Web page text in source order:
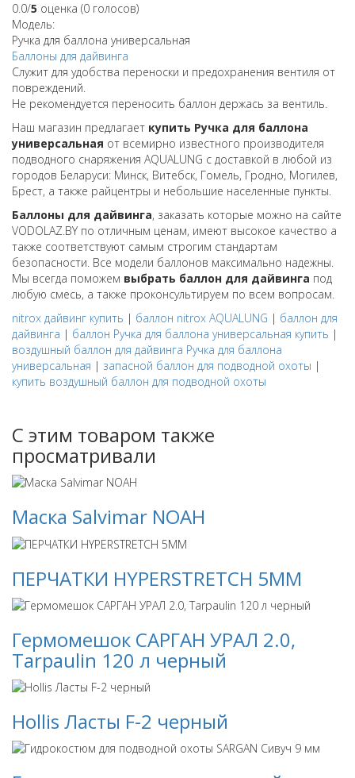
0.0/5 оценка (0 голосов)
Модель:
Ручка для баллона универсальная
Баллоны для дайвинга
Служит для удобства переноски и предохранения вентиля от
повреждений.
Не рекомендуется переносить баллон держась за вентиль.
Наш магазин предлагает купить Ручка для баллона
универсальная от всемирно известного производителя
подводного снаряжения AQUALUNG с доставкой в любой из
городов Беларуси: Минск, Витебск, Гомель, Гродно, Могилев,
Брест, а также райцентры и небольшие населенные пункты.
Баллоны для дайвинга, заказать которые можно на сайте
VODOLAZ.BY по отличным ценам, имеют высокое качество а
также соответствуют самым строгим стандартам
безопасности. Все модели баллонов максимально надежны.
Мы всегда поможем выбрать баллон для дайвинга под
любую смесь, а также проконсультируем по всем вопросам.
nitrox дайвинг купить | баллон nitrox AQUALUNG | баллон для
дайвинга | баллон Ручка для баллона универсальная купить |
воздушный баллон для дайвинга Ручка для баллона
универсальная | запасной баллон для подводной охоты |
купить воздушный баллон для подводной охоты
С этим товаром также
просматривали
Маска Salvimar NOAH
ПЕРЧАТКИ HYPERSTRETCH 5ММ
Гермомешок САРГАН УРАЛ 2.0,
Tarpaulin 120 л черный
Hollis Ласты F-2 черный